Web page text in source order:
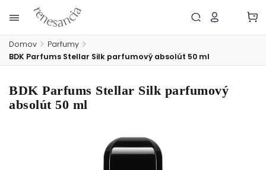
Domov / Parfumy /
BDK Parfums Stellar Silk parfumový absolút 50 ml
BDK Parfums Stellar Silk parfumový
absolút 50 ml